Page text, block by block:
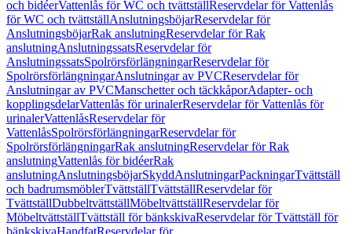
och bidéerVattenlås för WC och tvättställReservdelar för Vattenlås
för WC och tvättställAnslutningsböjarReservdelar för
AnslutningsböjarRak anslutningReservdelar för Rak
anslutningAnslutningssatsReservdelar för
AnslutningssatsSpolrörsförlängningarReservdelar för
SpolrörsförlängningarAnslutningar av PVCReservdelar för
Anslutningar av PVCManschetter och täckkåporAdapter- och
kopplingsdelarVattenlås för urinalerReservdelar för Vattenlås för
urinalerVattenlåsReservdelar för
VattenlåsSpolrörsförlängningarReservdelar för
SpolrörsförlängningarRak anslutningReservdelar för Rak
anslutningVattenlås för bidéerRak
anslutningAnslutningsböjarSkyddAnslutningarPackningarTvättställ
och badrumsmöblerTvättställTvättställReservdelar för
TvättställDubbeltvättställMöbeltvättställReservdelar för
MöbeltvättställTvättställ för bänkskivaReservdelar för Tvättställ för
bänkskivaHandfatReservdelar för